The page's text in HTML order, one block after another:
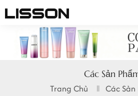
English
français
Các Sản
Trang Chủ
Các Sản